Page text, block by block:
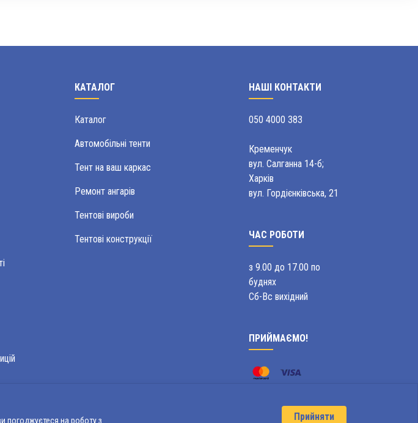
КАТАЛОГ
Каталог
Автомобільні тенти
Тент на ваш каркас
Ремонт ангарів
Тентові вироби
Тентові конструкції
НАШІ КОНТАКТИ
050 4000 383
Кременчук
вул. Салганна 14-б;
Харків
вул. Гордієнківська, 21
ЧАС РОБОТИ
з 9.00 до 17.00 по
буднях
Сб-Вс вихідний
ПРИЙМАЄМО!
погоджуєтеся на роботу з Прийняти